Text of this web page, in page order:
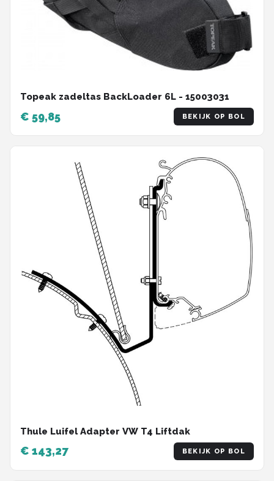
Topeak zadeltas BackLoader 6L - 15003031
€ 59,85 BEKIJK OP BOL
Thule Luifel Adapter VW T4 Liftdak
€ 143,27 BEKIJK OP BOL